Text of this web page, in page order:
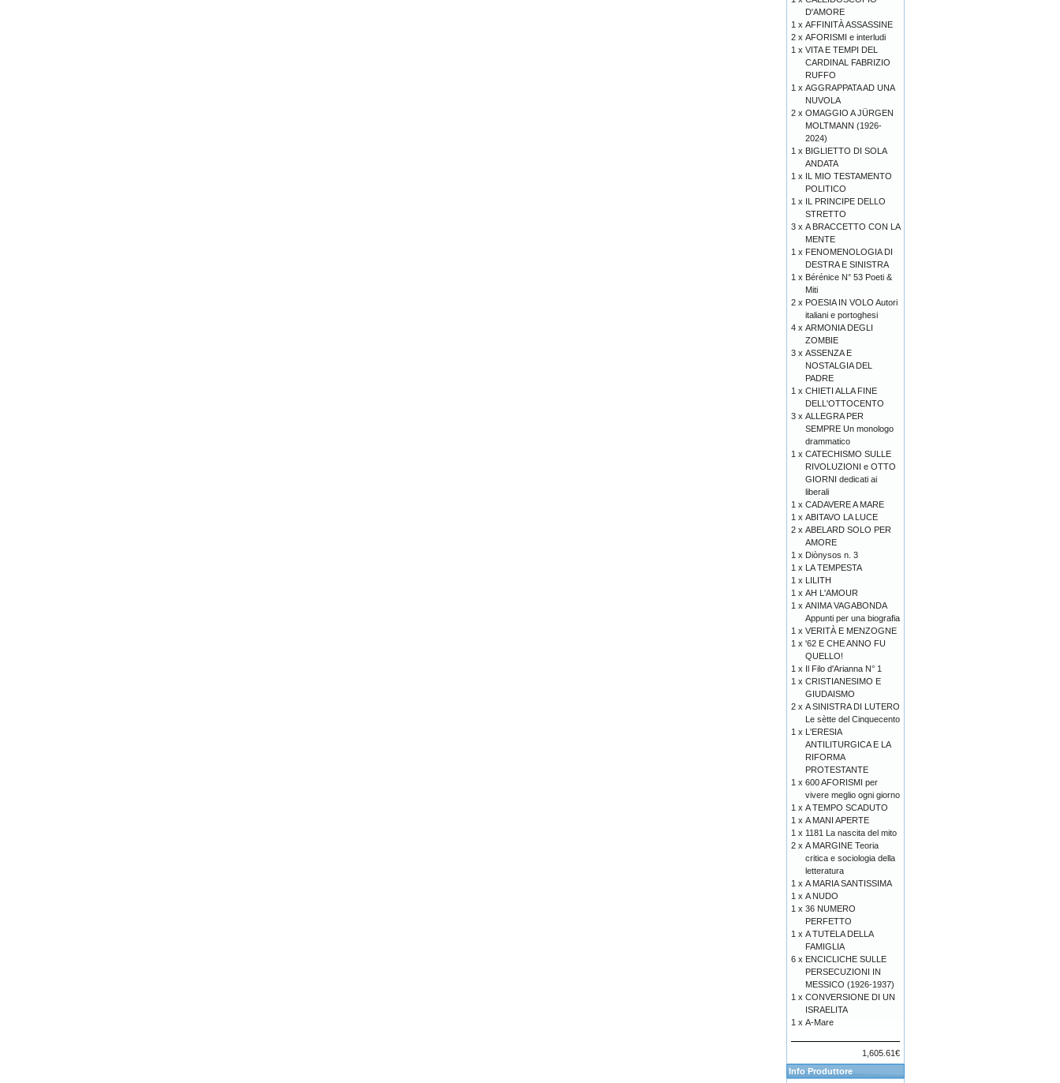
D'AMORE
1 x AFFINITÀ ASSASSINE
2 x AFORISMI e interludi
1 x VITA E TEMPI DEL
CARDINAL FABRIZIO
RUFFO
1 x AGGRAPPATA AD UNA
NUVOLA
2 x OMAGGIO A JÜRGEN
MOLTMANN (1926-
2024)
1 x BIGLIETTO DI SOLA
ANDATA
1 x IL MIO TESTAMENTO
POLITICO
1 x IL PRINCIPE DELLO
STRETTO
3 x A BRACCETTO CON LA
MENTE
1 x FENOMENOLOGIA DI
DESTRA E SINISTRA
1 x Bérénice N° 53 Poeti &
Miti
2 x POESIA IN VOLO Autori
italiani e portoghesi
4 x ARMONIA DEGLI
ZOMBIE
3 x ASSENZA E
NOSTALGIA DEL
PADRE
1 x CHIETI ALLA FINE
DELL'OTTOCENTO
3 x ALLEGRA PER
SEMPRE Un monologo
drammatico
1 x CATECHISMO SULLE
RIVOLUZIONI e OTTO
GIORNI dedicati ai
liberali
1 x CADAVERE A MARE
1 x ABITAVO LA LUCE
2 x ABELARD SOLO PER
AMORE
1 x Diònysos n. 3
1 x LA TEMPESTA
1 x LILITH
1 x AH L'AMOUR
1 x ANIMA VAGABONDA
Appunti per una biografia
1 x VERITÀ E MENZOGNE
1 x '62 E CHE ANNO FU
QUELLO!
1 x Il Filo d'Arianna N° 1
1 x CRISTIANESIMO E
GIUDAISMO
2 x A SINISTRA DI LUTERO
Le sètte del Cinquecento
1 x L'ERESIA
ANTILITURGICA E LA
RIFORMA
PROTESTANTE
1 x 600 AFORISMI per
vivere meglio ogni giorno
1 x A TEMPO SCADUTO
1 x A MANI APERTE
1 x 1181 La nascita del mito
2 x A MARGINE Teoria
critica e sociologia della
letteratura
1 x A MARIA SANTISSIMA
1 x A NUDO
1 x 36 NUMERO
PERFETTO
1 x A TUTELA DELLA
FAMIGLIA
6 x ENCICLICHE SULLE
PERSECUZIONI IN
MESSICO (1926-1937)
1 x CONVERSIONE DI UN
ISRAELITA
1 x A-Mare
1,605.61€
Info Produttore